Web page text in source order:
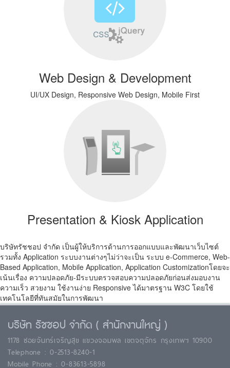
Web Design & Development
UI/UX Design, Responsive Web Design, Mobile First
Presentation & Kiosk Application
บริษัทรัชชอป จำกัด เป็นผู้ให้บริการด้านการออกแบบและพัฒนาเว็บไซต์
รวมทั้ง Application ระบบงานต่างๆไม่ว่าจะเป็น ระบบ e-Commerce, Web-
Based Application, Mobile Application, Application Customizationโดยจะ
เน้นเรื่อง ความปลอดภัย-มีระบบตรวจสอบความปลอดภัยก่อนส่งมอบงาน
ความเร็ว สวยงาม ใช้งานง่าย Responsive ได้มาตรฐาน W3C โดยใช้
เทคโนโลยีที่ทันสมัยในการพัฒนา
บริษัท รัชชอป จำกัด ( สำนักงานใหญ่ )
1178 ซอยจันทร์เจริญสุข แขวงจอมพล เขตจตุจักร กรุงเทพฯ 10900
Telephone : 0-2513-8240-1
Mobile Phone : 0-83613-5898